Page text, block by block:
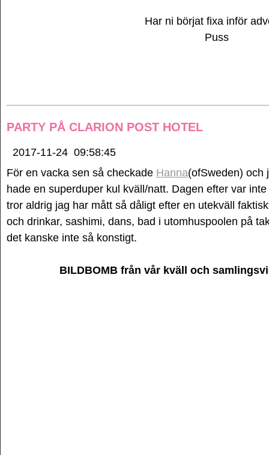
Har ni börjat fixa inför
Puss
PARTY PÅ CLARION POST HOTEL
2017-11-24 09:58:45
För en vacka sen så checkade Hanna(ofSweden) och
hade en superduper kul kväll/natt. Dagen efter var
tror aldrig jag har mått så dåligt efter en utekväll
och drinkar, sashimi, dans, bad i utomhuspoolen på
det kanske inte så konstigt.
BILDBOMB från vår kväll och